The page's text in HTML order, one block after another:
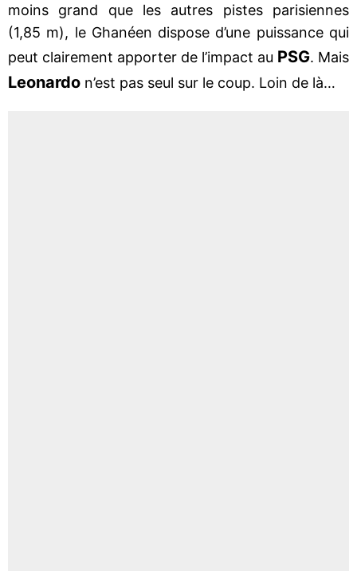
moins grand que les autres pistes parisiennes
(1,85 m), le Ghanéen dispose d’une puissance qui
peut clairement apporter de l’impact au PSG. Mais
Leonardo n’est pas seul sur le coup. Loin de là…